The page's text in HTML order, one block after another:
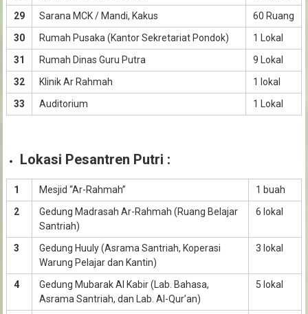
29
Sarana MCK / Mandi, Kakus
60 Ruang
30
Rumah Pusaka (Kantor Sekretariat Pondok)
1 Lokal
31
Rumah Dinas Guru Putra
9 Lokal
32
Klinik Ar Rahmah
1 lokal
33
Auditorium 1 Lokal
Lokasi Pesantren Putri :
1 Mesjid “Ar-Rahmah”
1 buah
2
Gedung Madrasah Ar-Rahmah (Ruang Belajar
Santriah)
6 lokal
3
Gedung Huuly (Asrama Santriah, Koperasi
Warung Pelajar dan Kantin)
3 lokal
4
Gedung Mubarak Al Kabir (Lab. Bahasa,
Asrama Santriah, dan Lab. Al-Qur’an)
5 lokal